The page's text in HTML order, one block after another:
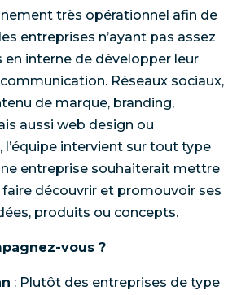
très opérationnel afin de
entreprises n’ayant pas assez
en interne de développer leur
Réseaux sociaux,
de marque, branding,
aussi web design ou
l’équipe intervient sur tout type
entreprise souhaiterait mettre
découvrir et promouvoir ses
produits ou concepts.
vous ?
: Plutôt des entreprises de type